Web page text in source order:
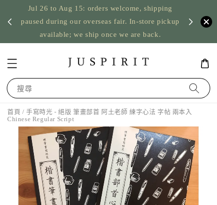
Jul 26 to Aug 15: orders welcome, shipping
paused during our overseas fair. In-store pickup
available; we ship once we are back.
US
搜尋
首頁 / 手寫時光 - 絕版 筆畫部首 阿土老師 練字心法 字帖 兩本入
Chinese Regular Script